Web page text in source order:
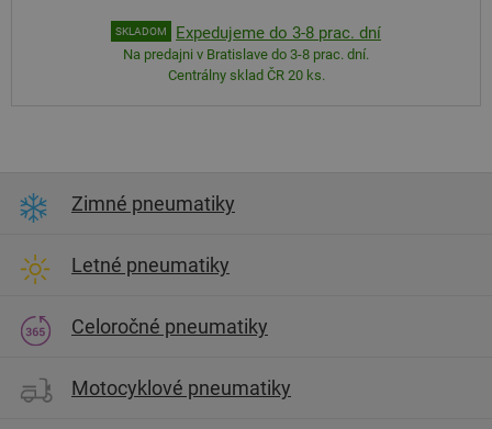
SKLADOM Expedujeme do 3-8 prac. dní
Na predajni v Bratislave do 3-8 prac. dní.
Centrálny sklad ČR 20 ks.
Zimné pneumatiky
Letné pneumatiky
Celoročné pneumatiky
Motocyklové pneumatiky